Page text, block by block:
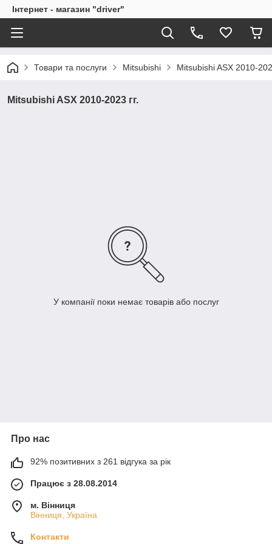
Інтернет - магазин "driver"
Товари та послуги Mitsubishi Mitsubishi ASX 2010-
Mitsubishi ASX 2010-2023 гг.
У компанії поки немає товарів або послуг
Про нас
92% позитивних з 261 відгука за рік
Працює з 28.08.2014
м. Вінниця
Вінниця, Україна
Контакти